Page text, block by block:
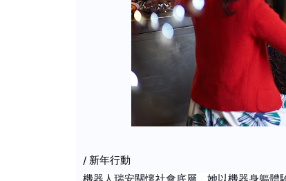
/ 新年行動
機器人瑞安關懷社會底層，她以機器身軀